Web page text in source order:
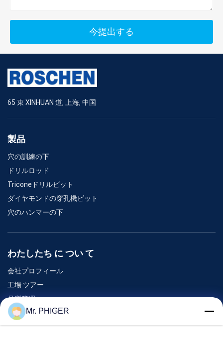
今提出する
65 東 XINHUAN 道, 上海, 中国
製品
穴の訓練の下
ドリルロッド
Triconeドリルビット
ダイヤモンドの穿孔機ビット
穴のハンマーの下
わたしたち に つい て
会社プロフィール
工場 ツアー
品質管理
地図
連絡 ください
Mr. PHIGER